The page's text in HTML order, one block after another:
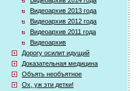
Видеоархив 2013 года
Видеоархив 2012 года
Видеоархив 2011 года
Видеоархив
Дорогу осилит идущий
Доказательная медицина
Объять необъятное
Ох, уж эти детки!